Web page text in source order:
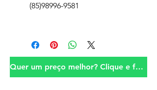
(85)98996-9581
Quer um preço melhor? Clique e fale conosco!